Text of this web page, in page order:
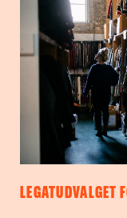
LEGATUDVALGET